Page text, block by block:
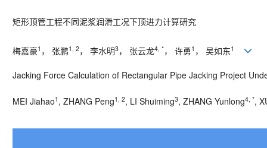
矩形顶管工程不同泥浆润滑工况下顶进力计算研究
梅嘉豪1 ， 张鹏1, 2， 李水明3， 张云龙4, *， 许勇1 ， 吴如东1
Jacking Force Calculation of Rectangular Pipe Jacking Project
MEI Jiahao1 , ZHANG Peng1, 2, LI Shuiming3, ZHANG Yunlong4, *,